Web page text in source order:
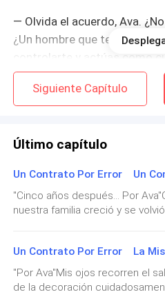
— Olvida el acuerdo, Ava.
¿Un hombre que te posea?
controlarte y actúas como
que deseas, exactamente
Consumaremos este
así dejarás de intentar
— Noah, por favor... — Digo
— Suelta, no hagas esto, por
"Unas semanas antes..."
Termino mi tercer trago y le
para que me sirva otro,
atención en una
Siguiente Capítulo
Último capítulo
Un Contrato Por Error Un
"Cinco años después... Por
nuestra familia creció y se
los de su padre, ya tiene cinco
energía y curiosidad. Es
siempre listo para descubrir
dos años, Benjamin y Sophia,
Un Contrato Por Error La
"Por Ava"Mis ojos recorren el
de la decoración